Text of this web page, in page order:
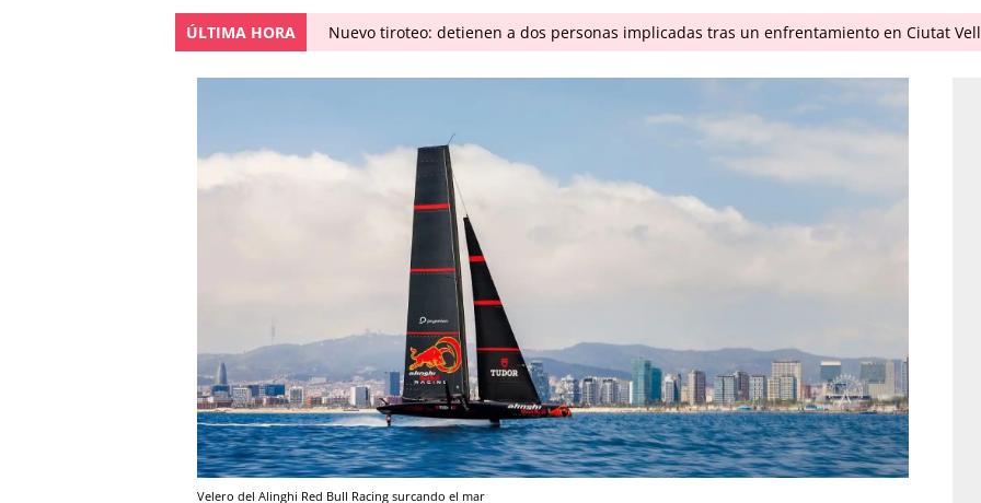
ÚLTIMA HORA Nuevo tiroteo: detienen a dos personas implicadas tras un enfrentamiento en Ciutat
Velero del Alinghi Red Bull Racing surcando el mar